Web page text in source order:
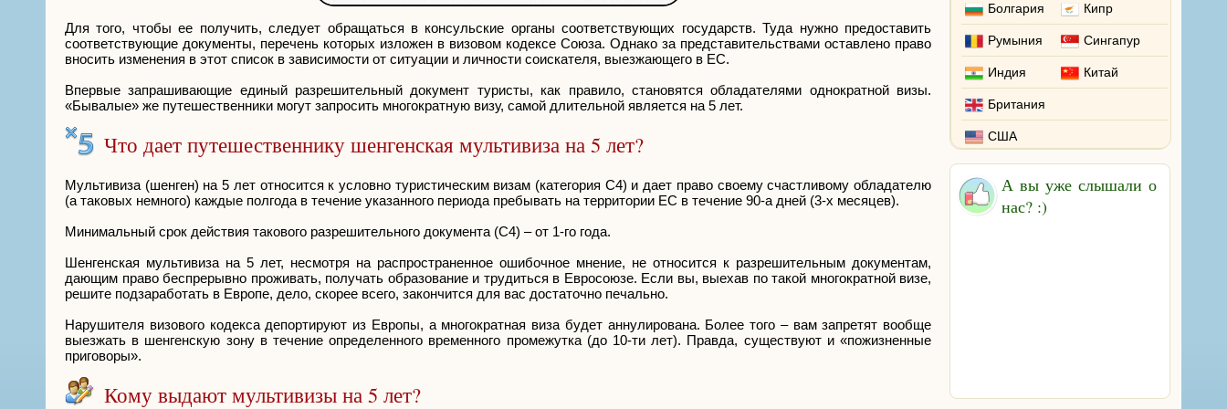
Болгария Кипр
Румыния Сингапур
Индия Китай
Британия
США
А вы уже слышали о
нас? :)
Для того, чтобы ее получить, следует обращаться в консульские органы соответствующих государств. Туда нужно предоставить
соответствующие документы, перечень которых изложен в визовом кодексе Союза. Однако за представительствами оставлено право
вносить изменения в этот список в зависимости от ситуации и личности соискателя, выезжающего в ЕС.
Впервые запрашивающие единый разрешительный документ туристы, как правило, становятся обладателями однократной визы.
«Бывалые» же путешественники могут запросить многократную визу, самой длительной является на 5 лет.
Что дает путешественнику шенгенская мультивиза на 5 лет?
Мультивиза (шенген) на 5 лет относится к условно туристическим визам (категория С4) и дает право своему счастливому обладателю
(а таковых немного) каждые полгода в течение указанного периода пребывать на территории ЕС в течение 90-а дней (3-х месяцев).
Минимальный срок действия такового разрешительного документа (С4) – от 1-го года.
Шенгенская мультивиза на 5 лет, несмотря на распространенное ошибочное мнение, не относится к разрешительным документам,
дающим право беспрерывно проживать, получать образование и трудиться в Евросоюзе. Если вы, выехав по такой многократной визе,
решите подзаработать в Европе, дело, скорее всего, закончится для вас достаточно печально.
Нарушителя визового кодекса депортируют из Европы, а многократная виза будет аннулирована. Более того – вам запретят вообще
выезжать в шенгенскую зону в течение определенного временного промежутка (до 10-ти лет). Правда, существуют и «пожизненные
приговоры».
Кому выдают мультивизы на 5 лет?